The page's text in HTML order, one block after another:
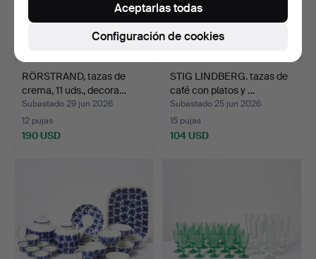
RÖRSTRAND, tazas de
crema, 11 uds., decora…
Subastado 29 jun 2026
12 pujas
190 USD
STIG LINDBERG. tazas de
café con platos y …
Subastado 25 jun 2026
15 pujas
104 USD
Configuración de cookies
Aceptarlas todas